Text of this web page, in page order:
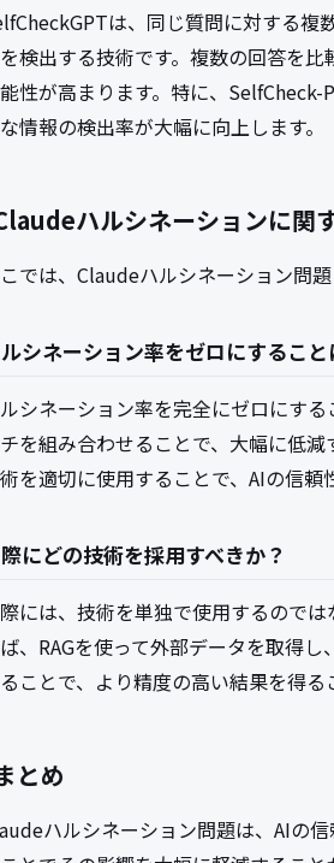
は、同じ質問に対する複
検出する技術です。複数の回答を
性が高まります。特に、
情報の検出率が大幅に向上します。
ハルシネーションに関
では、Claudeハルシネーション問
シネーション率をゼロにすること
シネーション率を完全にゼロにす
を組み合わせることで、大幅に低
を適切に使用することで、AIの信頼
にどの技術を採用すべきか？
には、技術を単独で使用するので
、RAGを使って外部データを取得
ことで、より精度の高い結果を得る
とめ
ハルシネーション問題は、AIの